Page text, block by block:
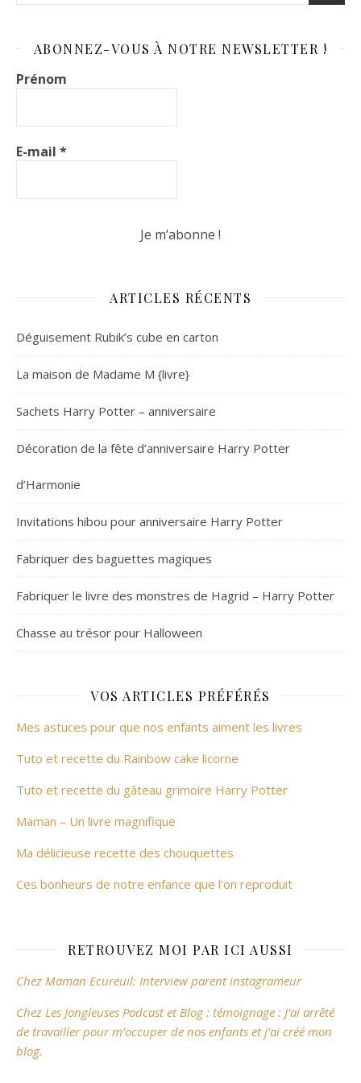
ABONNEZ-VOUS À NOTRE NEWSLETTER !
Prénom
E-mail *
ARTICLES RÉCENTS
Déguisement Rubik’s cube en carton
La maison de Madame M {livre}
Sachets Harry Potter – anniversaire
Décoration de la fête d’anniversaire Harry Potter
d’Harmonie
Invitations hibou pour anniversaire Harry Potter
Fabriquer des baguettes magiques
Fabriquer le livre des monstres de Hagrid – Harry Potter
Chasse au trésor pour Halloween
VOS ARTICLES PRÉFÉRÉS
Mes astuces pour que nos enfants aiment les livres
Tuto et recette du Rainbow cake licorne
Tuto et recette du gâteau grimoire Harry Potter
Maman – Un livre magnifique
Ma délicieuse recette des chouquettes
Ces bonheurs de notre enfance que l’on reproduit
RETROUVEZ MOI PAR ICI AUSSI
Chez Maman Ecureuil: Interview parent instagrameur
Chez Les Jongleuses Podcast et Blog : témoignage : J’ai arrêté
de travailler pour m’occuper de nos enfants et j’ai créé mon
blog.